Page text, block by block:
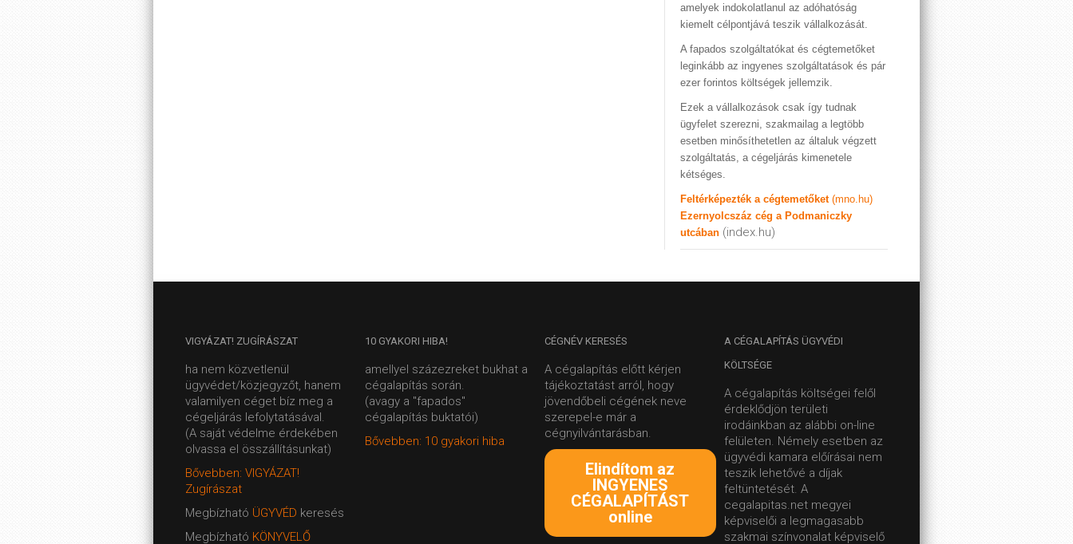
amelyek indokolatlanul az adóhatóság
kiemelt célpontjává teszik vállalkozását.
A fapados szolgáltatókat és cégtemetőket
leginkább az ingyenes szolgáltatások és pár
ezer forintos költségek jellemzik.
Ezek a vállalkozások csak így tudnak
ügyfelet szerezni, szakmailag a legtöbb
esetben minősíthetetlen az általuk végzett
szolgáltatás, a cégeljárás kimenetele
kétséges.
Feltérképezték a cégtemetőket (mno.hu)
Ezernyolcszáz cég a Podmaniczky
utcában (index.hu)
VIGYÁZAT! ZUGÍRÁSZAT
ha nem közvetlenül
ügyvédet/közjegyzőt, hanem
valamilyen céget bíz meg a
cégeljárás lefolytatásával.
(A saját védelme érdekében
olvassa el összállításunkat)
Bővebben: VIGYÁZAT!
Zugírászat
Megbízható ÜGYVÉD keresés
Megbízható KÖNYVELŐ
10 GYAKORI HIBA!
amellyel százezreket bukhat a
cégalapítás során.
(avagy a "fapados"
cégalapítás buktatói)
Bővebben: 10 gyakori hiba
CÉGNÉV KERESÉS
A cégalapítás előtt kérjen
tájékoztatást arról, hogy
jövendőbeli cégének neve
szerepel-e már a
cégnyilvántarásban.
Elindítom az
INGYENES
CÉGALAPÍTÁST
online
A CÉGALAPÍTÁS ÜGYVÉDI
KÖLTSÉGE
A cégalapítás költségei felől
érdeklődjön területi
irodáinkban az alábbi on-line
felületen. Némely esetben az
ügyvédi kamara előírásai nem
teszik lehetővé a díjak
feltüntetését. A
cegalapitas.net megyei
képviselői a legmagasabb
szakmai színvonalat képviselő